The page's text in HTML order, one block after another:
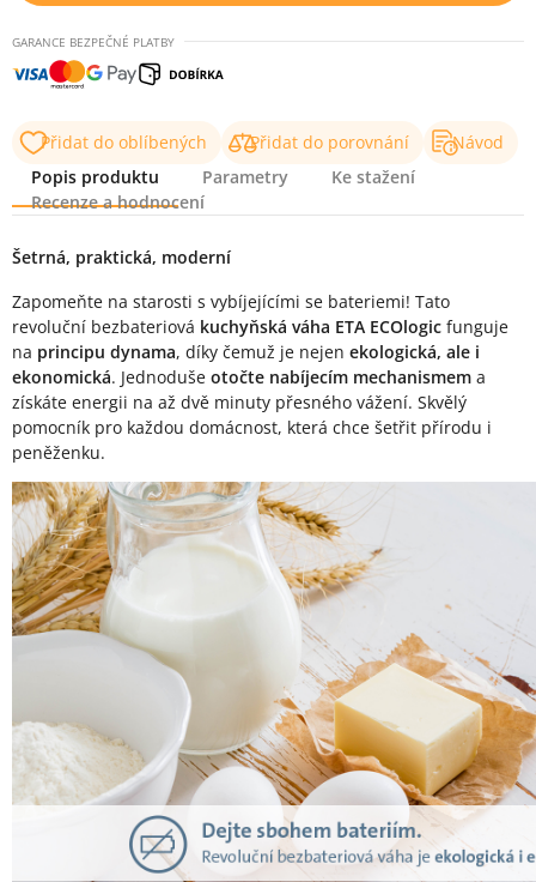
GARANCE BEZPEČNÉ PLATBY
Přidat do oblíbených Přidat do porovnání
Návod
Popis produktu
Parametry
Ke stažení
Recenze a hodnocení
Popis produktu
Šetrná, praktická, moderní
Zapomeňte na starosti s vybíjejícími se bateriemi! Tato
revoluční bezbateriová kuchyňská váha ETA ECOlogic funguje
na principu dynama, díky čemuž je nejen ekologická, ale i
ekonomická. Jednoduše otočte nabíjecím mechanismem a
získáte energii na až dvě minuty přesného vážení. Skvělý
pomocník pro každou domácnost, která chce šetřit přírodu i
peněženku.